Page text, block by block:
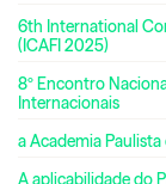
6th International
(ICAFI 2025)
8º Encontro
Internacionais
a Academia
A aplicabilidade do